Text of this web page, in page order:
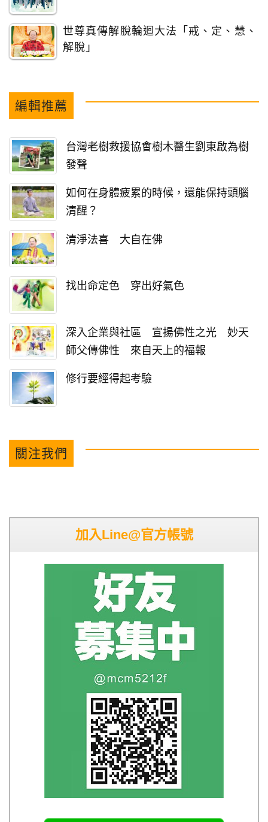
世尊真傳解脫輪迴大法「戒、定、慧、
解脫」
編輯推薦
台灣老樹救援協會樹木醫生劉東啟為樹
發聲
如何在身體疲累的時候，還能保持頭腦
清醒？
清淨法喜 大自在佛
找出命定色 穿出好氣色
深入企業與社區 宣揚佛性之光 妙天
師父傳佛性 來自天上的福報
修行要經得起考驗
關注我們
加入Line@官方帳號